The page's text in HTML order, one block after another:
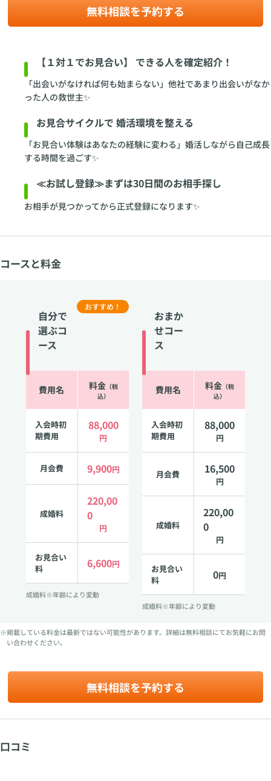
無料相談を予約する
【１対１でお見合い】 できる人を確定紹介！
「出会いがなければ何も始まらない」他社であまり出会いがなか
った人の救世主✨
お見合サイクルで 婚活環境を整える
「お見合い体験はあなたの経験に変わる」婚活しながら自己成長
する時間を過ごす✨
≪お試し登録≫まずは30日間のお相手探し
お相手が見つかってから正式登録になります✨
コースと料金
自分で
選ぶコ
ース
おすすめ！
費用名 料金（税
込）
入会時初
期費用
88,000
円
月会費 9,900円
成婚料
220,00
0
円
お見合い
料
6,600円
成婚料※年齢により変動
おまか
せコー
ス
費用名 料金 （税
込）
入会時初
期費用
88,000
円
月会費 16,500
円
成婚料
220,00
0
円
お見合い
料
0円
成婚料※年齢により変動
※掲載している料金は最新ではない可能性があります。詳細は無料相談にてお気軽にお問
い合わせください。
無料相談を予約する
口コミ